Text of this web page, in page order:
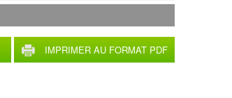
IMPRIMER AU FORMAT PDF